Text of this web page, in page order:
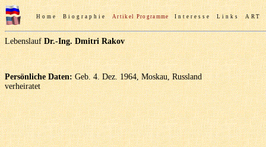
Home Biographie Artikel Programme Interesse Links ART
LebenslaufDr.-Ing. Dmitri Rakov
Persönliche Daten:Geb. 4. Dez. 1964, Moskau, Russland
verheiratet